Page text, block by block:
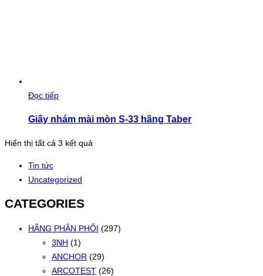
Đọc tiếp
Giấy nhám mài mòn S-33 hãng Taber
Hiển thị tất cả 3 kết quả
Tin tức
Uncategorized
CATEGORIES
HÃNG PHÂN PHỐI (297)
3NH (1)
ANCHOR (29)
ARCOTEST (26)